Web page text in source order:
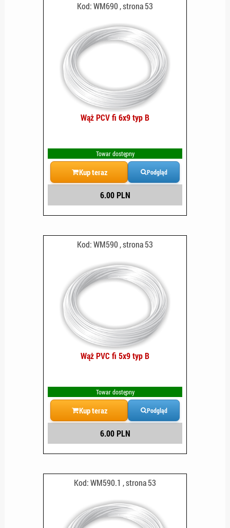
Kod: WM690 , strona 53
Wąż PCV fi 6x9 typ B
Towar dostępny
Kup teraz Podgląd
6.00 PLN
Kod: WM590 , strona 53
Wąż PVC fi 5x9 typ B
Towar dostępny
Kup teraz Podgląd
6.00 PLN
Kod: WM590.1 , strona 53